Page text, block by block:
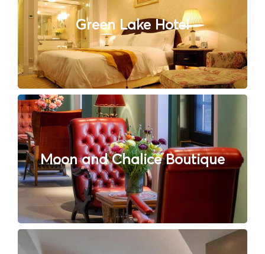
Green Lake Hotel
Moon and Chalice Boutique